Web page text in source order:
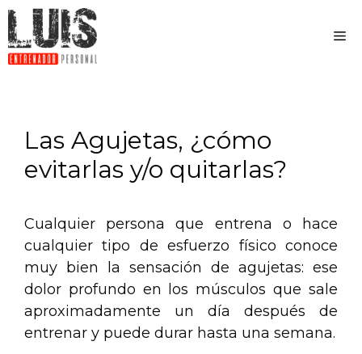
Las Agujetas, ¿cómo
evitarlas y/o quitarlas?
Cualquier persona que entrena o hace
cualquier tipo de esfuerzo físico conoce
muy bien la sensación de agujetas: ese
dolor profundo en los músculos que sale
aproximadamente un día después de
entrenar y puede durar hasta una semana.